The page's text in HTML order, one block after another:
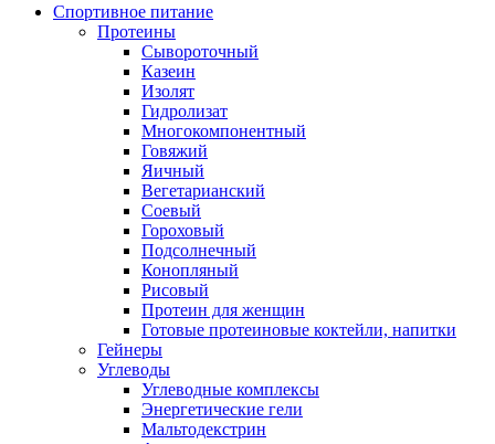
Спортивное питание
Протеины
Сывороточный
Казеин
Изолят
Гидролизат
Многокомпонентный
Говяжий
Яичный
Вегетарианский
Соевый
Гороховый
Подсолнечный
Конопляный
Рисовый
Протеин для женщин
Готовые протеиновые коктейли, напитки
Гейнеры
Углеводы
Углеводные комплексы
Энергетические гели
Мальтодекстрин